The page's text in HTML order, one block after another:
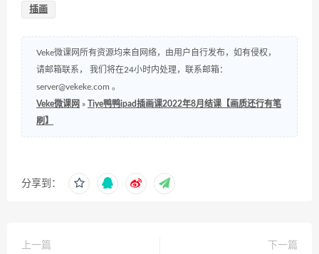
插画
Veke微课网所有资源均来自网络，由用户自行发布，如有侵权，
请邮箱联系， 我们将在24小时内处理，联系邮箱：
server@vekeke.com 。
Veke微课网 » Tiye鸭鸭ipad插画课2022年8月结课【画质还行有笔
刷】
分享到：
上一篇
下一篇